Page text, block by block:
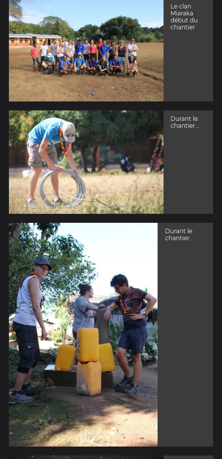
Le clan
Miaraka
début du
chantier
Durant le
chantier...
Durant le
chantier...